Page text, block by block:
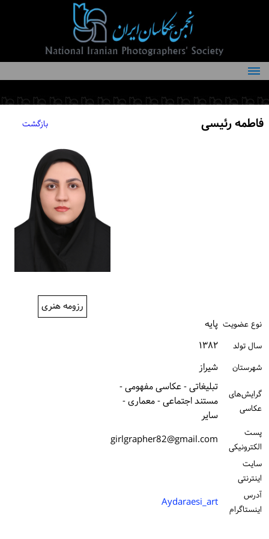
درباره انجمن
کمیته‌های انجمن
فاطمه رئیسی بازگشت
رزومه هنری
نوع عضویت پایه
سال تولد ۱۳۸۲
شهرستان شیراز
گرایش‌های
عکاسی
تبلیغاتی - عکاسی مفهومی -
مستند اجتماعی - معماری -
سایر
پست
الكترونیكی
girlgrapher82@gmail.com
سایت
اینترنتی
آدرس
اینستاگرام
Aydaraesi_art